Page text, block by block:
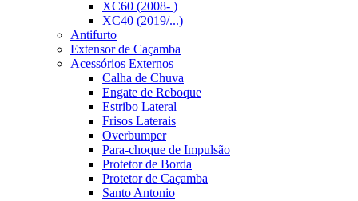
XC60 (2008- )
XC40 (2019/...)
Antifurto
Extensor de Caçamba
Acessórios Externos
Calha de Chuva
Engate de Reboque
Estribo Lateral
Frisos Laterais
Overbumper
Para-choque de Impulsão
Protetor de Borda
Protetor de Caçamba
Santo Antonio